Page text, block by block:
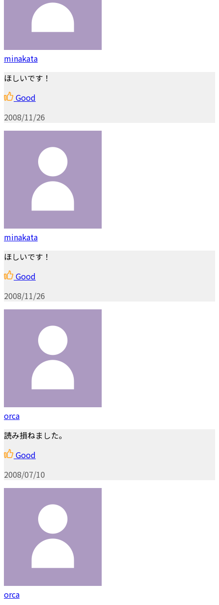
minakata
ほしいです！
Good
2008/11/26
minakata
ほしいです！
Good
2008/11/26
orca
読み損ねました。
Good
2008/07/10
orca